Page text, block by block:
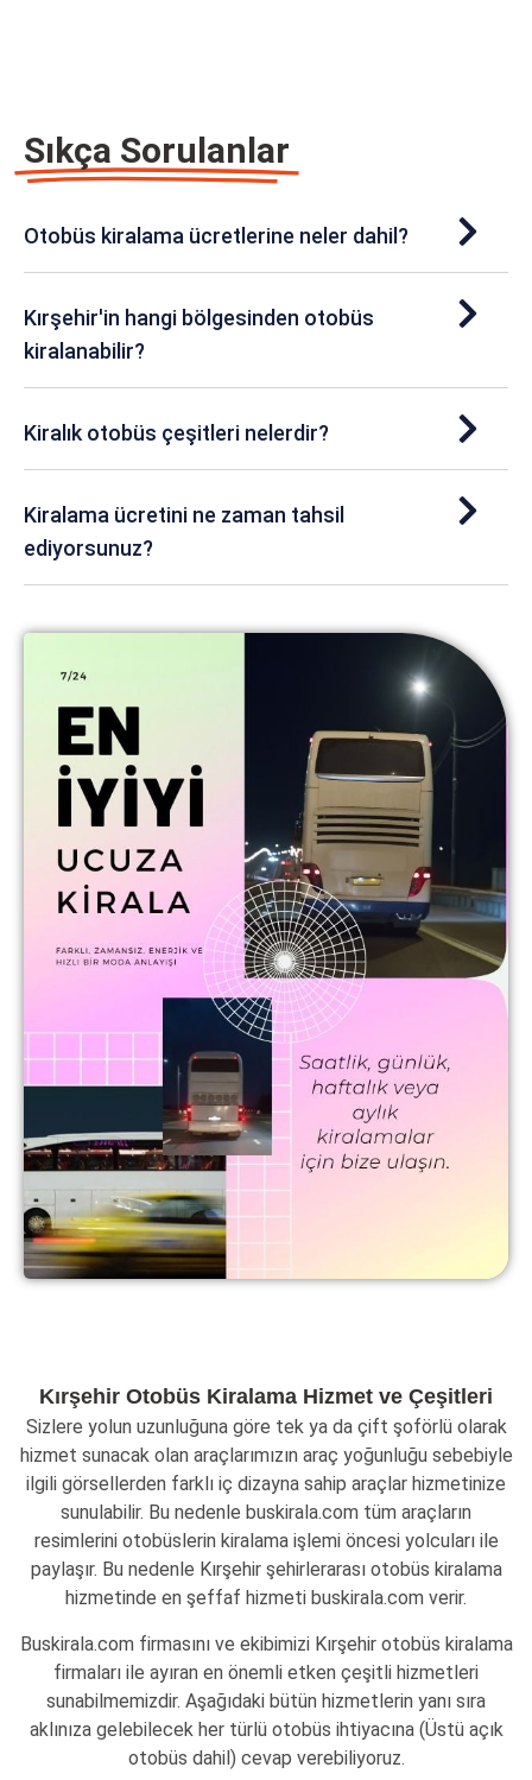
Sıkça Sorulanlar
Otobüs kiralama ücretlerine neler dahil?
Kırşehir'in hangi bölgesinden otobüs
kiralanabilir?
Kiralık otobüs çeşitleri nelerdir?
Kiralama ücretini ne zaman tahsil
ediyorsunuz?
Kırşehir Otobüs Kiralama Hizmet ve Çeşitleri
Sizlere yolun uzunluğuna göre tek ya da çift şoförlü olarak
hizmet sunacak olan araçlarımızın araç yoğunluğu sebebiyle
ilgili görsellerden farklı iç dizayna sahip araçlar hizmetinize
sunulabilir. Bu nedenle buskirala.com tüm araçların
resimlerini otobüslerin kiralama işlemi öncesi yolcuları ile
paylaşır. Bu nedenle Kırşehir şehirlerarası otobüs kiralama
hizmetinde en şeffaf hizmeti buskirala.com verir.
Buskirala.com firmasını ve ekibimizi Kırşehir otobüs kiralama
firmaları ile ayıran en önemli etken çeşitli hizmetleri
sunabilmemizdir. Aşağıdaki bütün hizmetlerin yanı sıra
aklınıza gelebilecek her türlü otobüs ihtiyacına (Üstü açık
otobüs dahil) cevap verebiliyoruz.